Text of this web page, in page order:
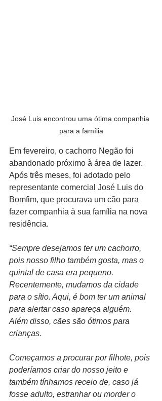
José Luis encontrou uma ótima companhia
para a família
Em fevereiro, o cachorro Negão foi
abandonado próximo à área de lazer.
Após três meses, foi adotado pelo
representante comercial José Luis do
Bomfim, que procurava um cão para
fazer companhia à sua família na nova
residência.
“Sempre desejamos ter um cachorro,
pois nosso filho também gosta, mas o
quintal de casa era pequeno.
Recentemente, mudamos da cidade
para o sítio. Aqui, é bom ter um animal
para alertar caso apareça alguém.
Além disso, cães são ótimos para
crianças.
Começamos a procurar por filhote, pois
poderíamos criar do nosso jeito e
também tínhamos receio de, caso já
fosse adulto, estranhar ou morder o